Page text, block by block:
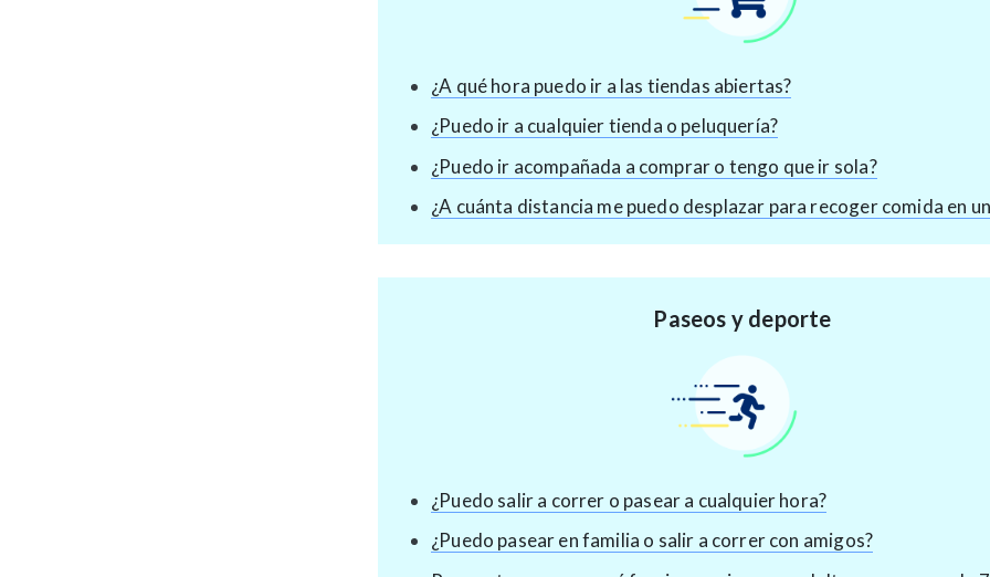
¿A qué hora puedo ir a las tiendas abiertas?
¿Puedo ir a cualquier tienda o peluquería?
¿Puedo ir acompañada a comprar o tengo que ir sola?
¿A cuánta distancia me puedo desplazar para recoger comida en
Paseos y deporte
¿Puedo salir a correr o pasear a cualquier hora?
¿Puedo pasear en familia o salir a correr con amigos?